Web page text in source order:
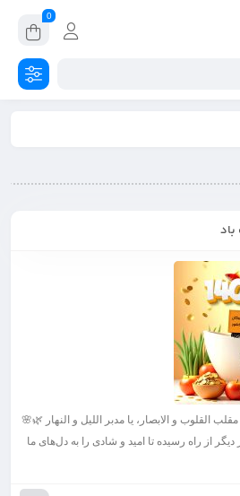
0
🌸🌿 یا مقلب القلوب و الابصار، یا مدبر اللیل و النهار 🌿🌸
از راه رسیده تا امید و شادی را به دل‌های ما